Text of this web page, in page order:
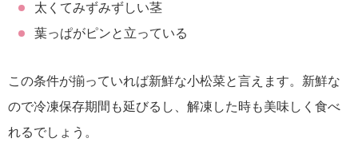
太くてみずみずしい茎
葉っぱがピンと立っている
この条件が揃っていれば新鮮な小松菜と言えます。新鮮な
ので冷凍保存期間も延びるし、解凍した時も美味しく食べ
れるでしょう。